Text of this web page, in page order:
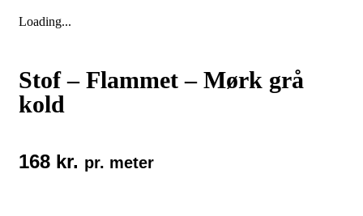
Loading...
Stof – Flammet – Mørk grå
kold
168 kr. pr. meter